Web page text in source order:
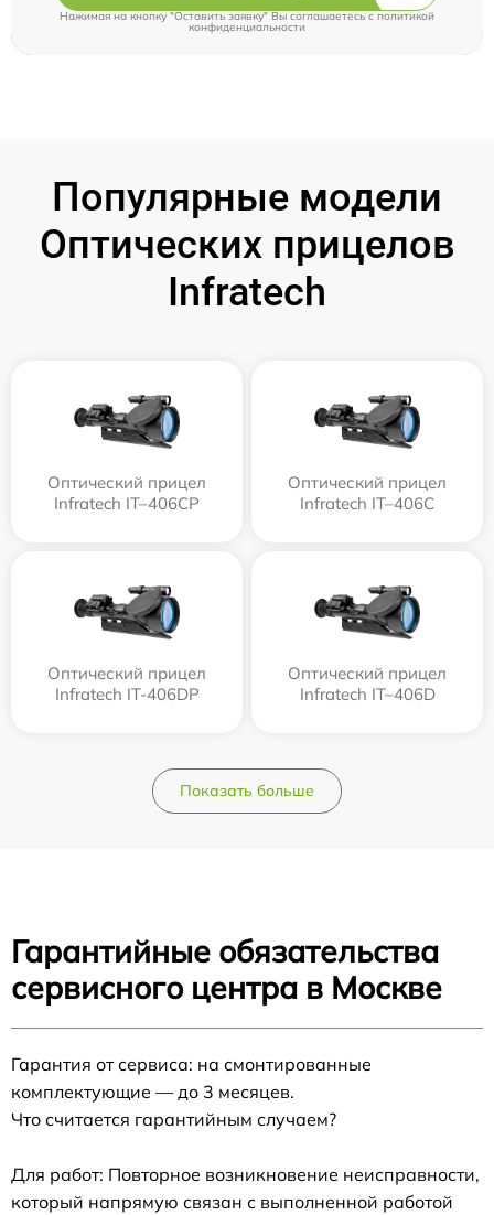
Нажимая на кнопку "Оставить заявку" Вы соглашаетесь c политикой
конфиденциальности
Популярные модели
Оптических прицелов
Infratech
Оптический прицел
Infratech IT–406СP
Оптический прицел
Infratech IT–406С
Оптический прицел
Infratech IT-406DP
Оптический прицел
Infratech IT–406D
Показать больше
Гарантийные обязательства
сервисного центра в Москве
Гарантия от сервиса: на смонтированные
комплектующие — до 3 месяцев.
Что считается гарантийным случаем?
Для работ: Повторное возникновение неисправности,
который напрямую связан с выполненной работой